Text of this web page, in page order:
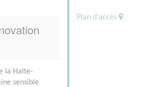
la Halte-
sensible
Plan d'accès